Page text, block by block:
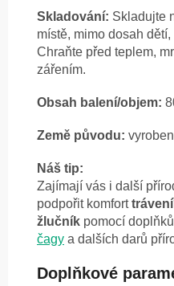
Skladování: Skladujte
místě, mimo dosah
Chraňte před teplem,
zářením.
Obsah balení/objem:
Země původu:
Náš tip:
Zajímají vás i další
podpořit komforttrávení
žlučník pomocí
čagy a dalších darů
Doplňkové